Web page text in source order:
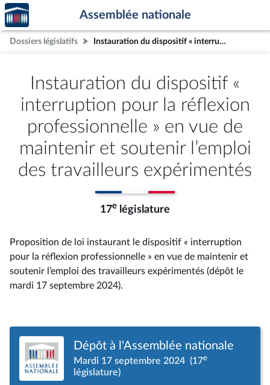
Aller au contenu
Aller en bas de la page
Accèder
à la
page
d'accueil
Assemblée nationale
Dossiers législatifs Instauration du dispositif « interruption pour la réflexion professionnelle » en vue de maintenir et soutenir l’emploi des travailleurs expérimentés
Instauration du dispositif «
interruption pour la réflexion
professionnelle » en vue de
maintenir et soutenir l’emploi
des travailleurs expérimentés
17e législature
Proposition de loi instaurant le dispositif « interruption
pour la réflexion professionnelle » en vue de maintenir et
soutenir l’emploi des travailleurs expérimentés (dépôt le
mardi 17 septembre 2024).
Dépôt à l'Assemblée nationale
Mardi 17 septembre 2024 (17e
législature)